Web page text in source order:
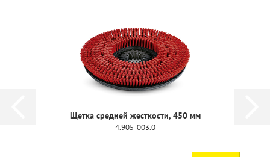
Дисковая щетка, жесткая, 450 мм
4.905-006.0